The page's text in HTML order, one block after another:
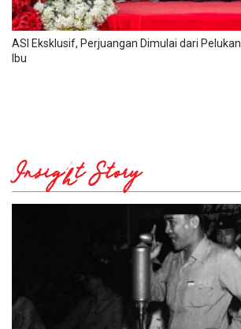
ASI Eksklusif, Perjuangan Dimulai dari Pelukan
Ibu
Insight Story